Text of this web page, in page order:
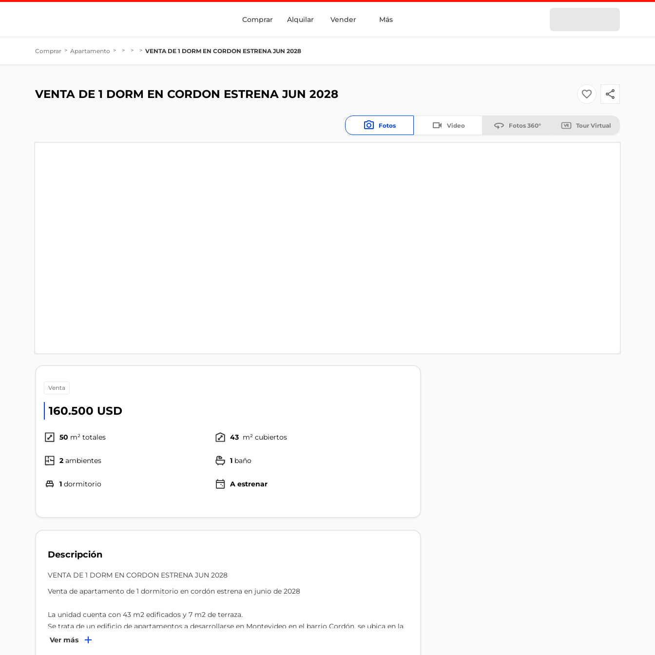
Comprar Alquilar Vender Más
Comprar > Apartamento > > > > VENTA DE 1 DORM EN CORDON ESTRENA JUN 2028
VENTA DE 1 DORM EN CORDON ESTRENA JUN 2028
Fotos Video Fotos 360° Tour Virtual
venta
160.500 USD
50 m² totales 43 m² cubiertos
2 ambientes 1 baño
1 dormitorio A estrenar
Descripción
VENTA DE 1 DORM EN CORDON ESTRENA JUN 2028
Venta de apartamento de 1 dormitorio en cordón estrena en junio de 2028
La unidad cuenta con 43 m2 edificados y 7 m2 de terraza.
Se trata de un edificio de apartamentos a desarrollarse en Montevideo en el barrio Cordón, se ubica en la
calle Joaquín de Salterain 1480 entre calle Ana Monterroso de Lavalleja y Av. General Rivera, Padrón
Ver más